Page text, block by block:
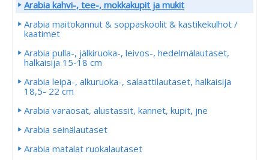
Arabia kahvi-, tee-, mokkakupit ja mukit
Arabia maitokannut & soppaskoolit & kastikekulhot /
kaatimet
Arabia pulla-, jälkiruoka-, leivos-, hedelmälautaset,
halkaisija 15-18 cm
Arabia leipä-, alkuruoka-, salaattilautaset, halkaisija
18,5- 22 cm
Arabia varaosat, alustassit, kannet, kupit, jne
Arabia seinälautaset
Arabia matalat ruokalautaset